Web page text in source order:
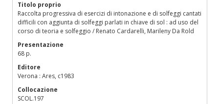
Titolo proprio
Raccolta progressiva di esercizi di intonazione e di solfeggi cantati
difficili con aggiunta di solfeggi parlati in chiave di sol : ad uso del
corso di teoria e solfeggio / Renato Cardarelli, Marileny Da Rold
Presentazione
68 p.
Editore
Verona : Ares, c1983
Collocazione
SCOL.197